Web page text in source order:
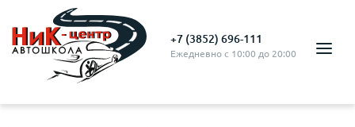
+7 (3852) 696-111
Ежедневно с 10:00 до 20:00